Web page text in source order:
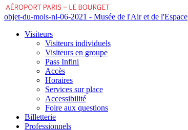
objet-du-mois-nl-06-2021 - Musée de l'Air et de l'Espace
Visiteurs
Visiteurs individuels
Visiteurs en groupe
Pass Infini
Accès
Horaires
Services sur place
Accessibilité
Foire aux questions
Billetterie
Professionnels